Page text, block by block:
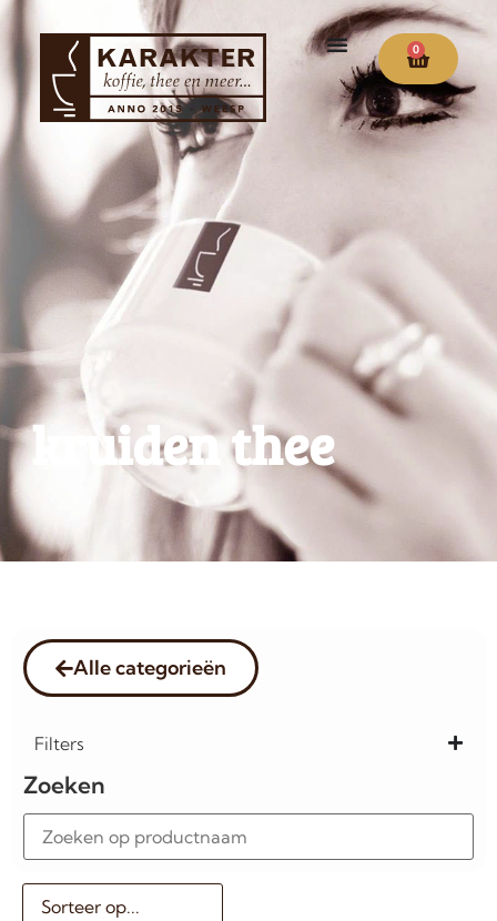
0
kruiden thee
Alle categorieën
Filters
Zoeken